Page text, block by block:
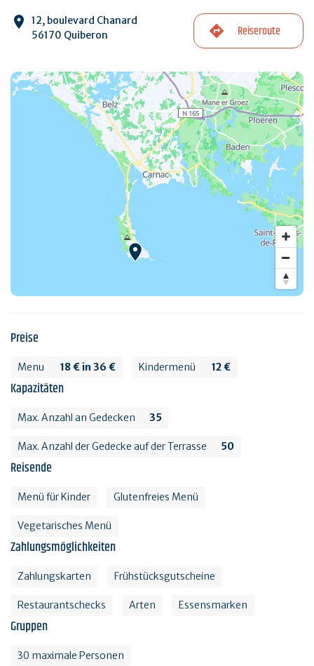
12, boulevard Chanard
56170 Quiberon
Reiseroute
Preise
Menu 18 € in 36 € Kindermenü 12 €
Kapazitäten
Max. Anzahl an Gedecken 35
Max. Anzahl der Gedecke auf der Terrasse 50
Reisende
Menü für Kinder Glutenfreies Menü
Vegetarisches Menü
Zahlungsmöglichkeiten
Zahlungskarten Frühstücksgutscheine
Restaurantschecks Arten Essensmarken
Gruppen
30 maximale Personen